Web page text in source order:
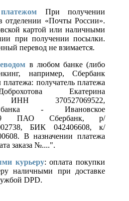
При получении
отделении «Почты России».
картой или наличными
при получении посылки.
перевод не взимается.
в любом банке (либо
например, Сбербанк
получатель платежа
Екатерина
ИНН 370527069522,
банка - Ивановское
ПАО Сбербанк, р/
БИК 042406608, к/
В назначении платежа
заказа №....".
курьеру: оплата покупки
наличными при доставке
DPD.